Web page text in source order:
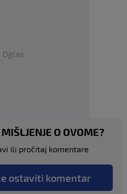
Oglas
O OVOME?
ili pročitaj komentare
ostaviti komentar